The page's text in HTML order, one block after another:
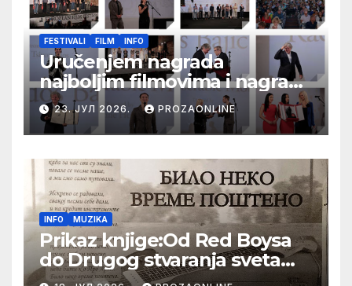
FESTIVALI FILM INFO
Uručenjem nagrada
najboljim filmovima i nagrade
„Aleksandar Lifka“ Radošu
Bajiću svečano zatvoren 33.
Festival evropskog filma Palić
23. ЈУЛ 2026. PROZAONLINE
INFO MUZIKA
Prikaz knjige:Od Red Boysa
do Drugog stvaranja sveta
(bilo neko vreme pošteno)